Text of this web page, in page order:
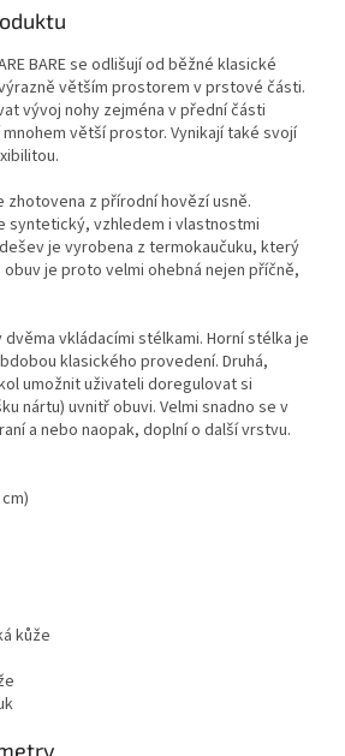
BARE se odlišují od běžné klasické
větším prostorem v prstové části.
vývoj nohy zejména v přední části
větší prostor. Vynikají také svojí
zhotovena z přírodní hovězí usně.
syntetický, vzhledem i vlastnostmi
je vyrobena z termokaučuku, který
je proto velmi ohebná nejen příčně,
vkládacími stélkami. Horní stélka je
klasického provedení. Druhá,
umožnit uživateli doregulovat si
nártu) uvnitř obuvi. Velmi snadno se v
a nebo naopak, doplní o další vrstvu.
kůže